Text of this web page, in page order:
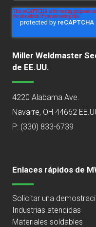
Miller Weldmaster
de EE.UU.
4220 Alabama Ave.
Navarre, OH 44662
P: (330) 833-6739
Enlaces rápidos de
Solicitar una
Industrias atendidas
Materiales soldables